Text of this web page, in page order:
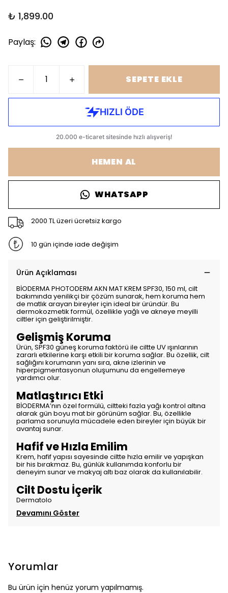
₺ 1,899.00
Paylaş:
SEPETE EKLE
HEMEN AL
WHATSAPP
2000 TL üzeri ücretsiz kargo
10 gün içinde iade değişim
Ürün Açıklaması
BİODERMA PHOTODERM AKN MAT KREM SPF30, 150 ml, cilt
bakımında yenilikçi bir çözüm sunarak, hem koruma hem
de matlık arayan bireyler için ideal bir üründür. Bu
dermokozmetik formül, özellikle yağlı ve akneye meyilli
ciltler için geliştirilmiştir.
Gelişmiş Koruma
Ürün, SPF30 güneş koruma faktörü ile ciltte UV ışınlarının
zararlı etkilerine karşı etkili bir koruma sağlar. Bu özellik, cilt
sağlığını korumanın yanı sıra, akne izlerinin ve
hiperpigmentasyonun oluşumunu da engellemeye
yardımcı olur.
Matlaştırıcı Etki
BİODERMA’nın özel formülü, ciltteki fazla yağı kontrol altına
alarak gün boyu mat bir görünüm sağlar. Bu, özellikle
parlama sorunuyla mücadele eden bireyler için büyük bir
avantaj sunar.
Hafif ve Hızla Emilim
Krem, hafif yapısı sayesinde ciltte hızla emilir ve yapışkan
bir his bırakmaz. Bu, günlük kullanımda konforlu bir
deneyim sunar ve makyaj altı baz olarak da kullanılabilir.
Cilt Dostu İçerik
Dermatolo
Devamını Göster
Yorumlar
Bu ürün için henüz yorum yapılmamış.